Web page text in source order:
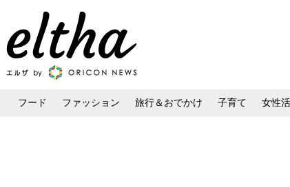
フード ファッション 旅行＆おでかけ 子育て 女性